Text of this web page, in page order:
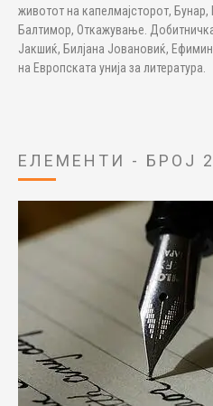
животот на капелмајсторот,
Балтимор, Откажување.
Јакшиќ, Билјана Јовановиќ,
на Европската унија за литература.
ЕЛЕМЕНТИ - БРОЈ